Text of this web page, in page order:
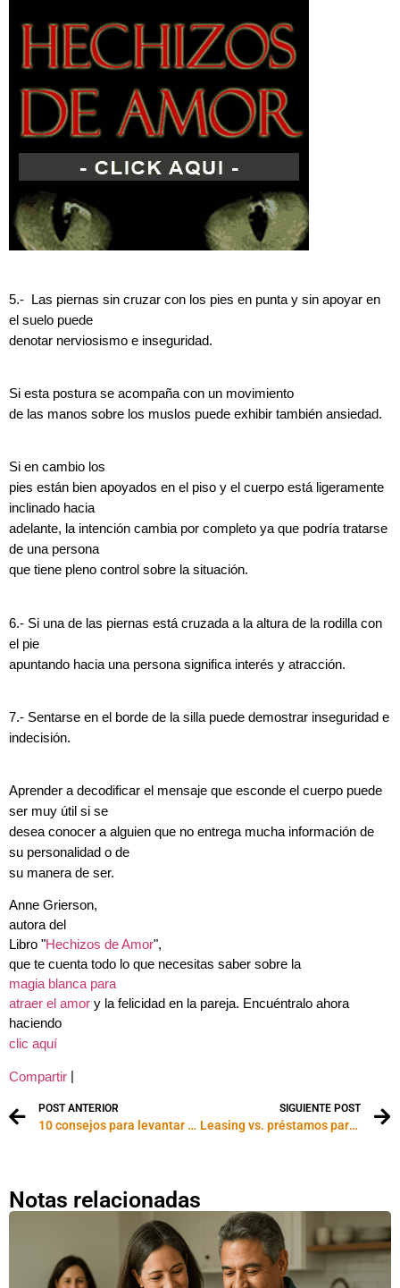
5.- Las piernas sin cruzar con los pies en punta y sin apoyar en
el suelo puede
denotar nerviosismo e inseguridad.
Si esta postura se acompaña con un movimiento
de las manos sobre los muslos puede exhibir también ansiedad.
Si en cambio los
pies están bien apoyados en el piso y el cuerpo está ligeramente
inclinado hacia
adelante, la intención cambia por completo ya que podría tratarse
de una persona
que tiene pleno control sobre la situación.
6.- Si una de las piernas está cruzada a la altura de la rodilla con
el pie
apuntando hacia una persona significa interés y atracción.
7.- Sentarse en el borde de la silla puede demostrar inseguridad e
indecisión.
Aprender a decodificar el mensaje que esconde el cuerpo puede
ser muy útil si se
desea conocer a alguien que no entrega mucha información de
su personalidad o de
su manera de ser.
Anne Grierson,
autora del
Libro "Hechizos de Amor",
que te cuenta todo lo que necesitas saber sobre la
magia blanca para
atraer el amor y la felicidad en la pareja. Encuéntralo ahora
haciendo
clic aquí
Compartir |
POST ANTERIOR
10 consejos para levantar tu autoestima sexual
SIGUIENTE POST
Leasing vs. préstamos para comprar tu próximo auto: ¿qué es mejor?
Notas relacionadas